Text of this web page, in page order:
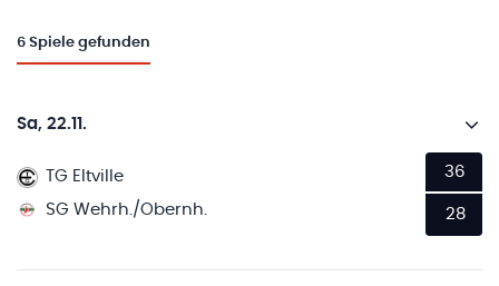
6 Spiele gefunden
Sa, 22.11.
TG Eltville
SG Wehrh./Obernh.
36
28